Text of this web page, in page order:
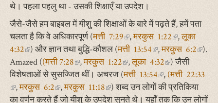
थे। पहला पहलु था - उसकी शिक्षाएँ या उपदेश।
जैसे-जैसे हम बाइबल में यीशु की शिक्षाओं के बारे में पढ़ते हैं, हमें पता
चलता है कि वे अधिकारपूर्ण (मत्ती 7:29(link
is
external)
,मरकुस 1:22(link
is
external)
,लूका
4:32(link
is
external)
) और ज्ञान तथा बुद्धि-कौशल (मत्ती 13:54(link
is
external)
,मरकुस 6:2(link
).
Amazed ((मत्ती 7:28(link
is
external)
,मरकुस 1:22(link
is
external)
,लूका 4:32(link
is
external)
) जैसी
विशेषताओं से सुसज्जित थीं। अचरज (मत्ती 13:54(link
is
external)
, (मत्ती 22:33
(link
is
,मरकुस 6:2(link
is
,मरकुस 11:18(link
is
) शब्द उन लोगों की प्रतिकिया
का वर्णन करते हैं जो यीशु के उपदेश सुनते थे। यहाँ तक कि उन लोगों